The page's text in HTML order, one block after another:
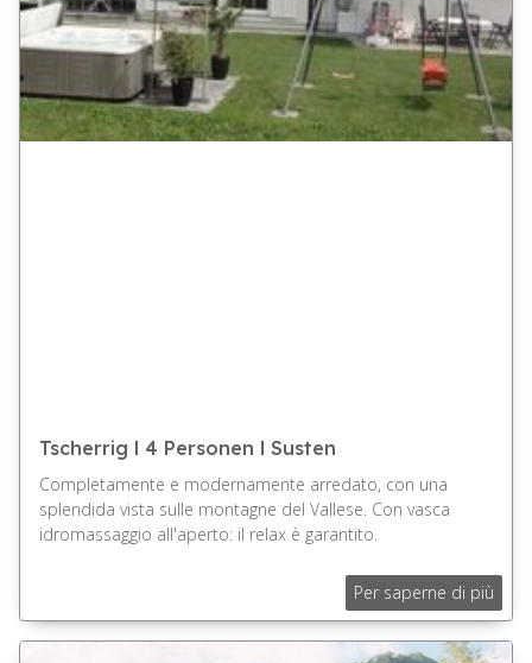
Tscherrig l 4 Personen l Susten
Completamente e modernamente arredato, con una
splendida vista sulle montagne del Vallese. Con vasca
idromassaggio all'aperto: il relax è garantito.
Per saperne di più